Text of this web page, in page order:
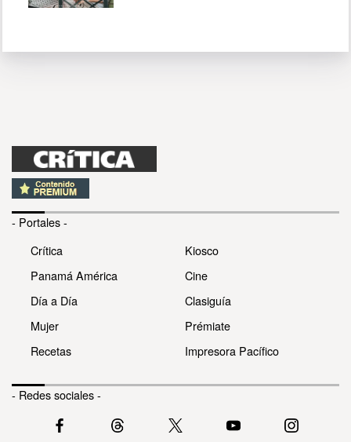
- Portales -
Crítica
Panamá América
Día a Día
Mujer
Recetas
Kiosco
Cine
Clasiguía
Prémiate
Impresora Pacífico
- Redes sociales -